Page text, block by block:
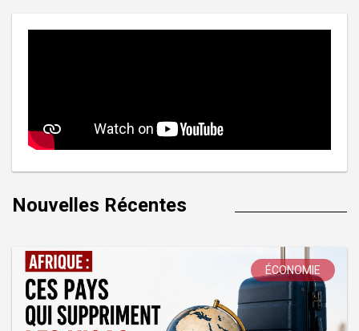
Nouvelles Récentes
ÉCONOMIE